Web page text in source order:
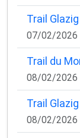
Trail Glazig
07/02/2026
Trail du
08/02/2026
Trail
08/02/2026